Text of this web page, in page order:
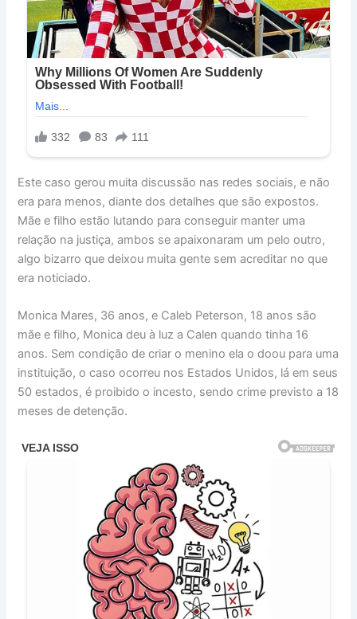
Este caso gerou muita discussão nas redes sociais, e não
era para menos, diante dos detalhes que são expostos.
Mãe e filho estão lutando para conseguir manter uma
relação na justiça, ambos se apaixonaram um pelo outro,
algo bizarro que deixou muita gente sem acreditar no que
era noticiado.
Monica Mares, 36 anos, e Caleb Peterson, 18 anos são
mãe e filho, Monica deu à luz a Calen quando tinha 16
anos. Sem condição de criar o menino ela o doou para uma
instituição, o caso ocorreu nos Estados Unidos, lá em seus
50 estados, é proibido o incesto, sendo crime previsto a 18
meses de detenção.